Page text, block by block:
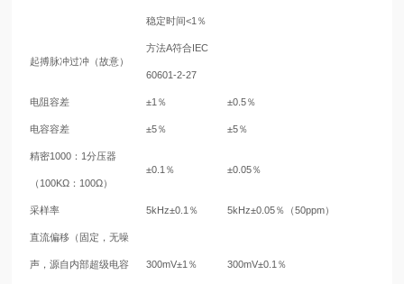
稳定时间<1％
起搏脉冲过冲（故意）
方法A符合IEC
60601-2-27
电阻容差 ±1％ ±0.5％
电容容差 ±5％ ±5％
精密1000：1分压器
（100KΩ：100Ω）
±0.1％ ±0.05％
采样率 5kHz±0.1％ 5kHz±0.05％（50ppm）
直流偏移（固定，无噪
声，源自内部超级电容 300mV±1％ 300mV±0.1％